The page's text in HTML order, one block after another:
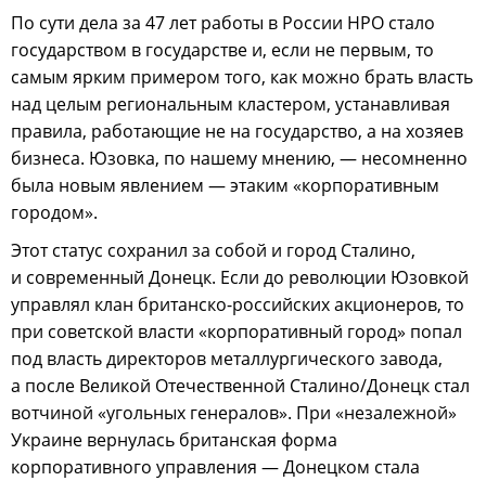
По сути дела за 47 лет работы в России НРО стало
государством в государстве и, если не первым, то
самым ярким примером того, как можно брать власть
над целым региональным кластером, устанавливая
правила, работающие не на государство, а на хозяев
бизнеса. Юзовка, по нашему мнению, — несомненно
была новым явлением — этаким «корпоративным
городом».
Этот статус сохранил за собой и город Сталино,
и современный Донецк. Если до революции Юзовкой
управлял клан британско-российских акционеров, то
при советской власти «корпоративный город» попал
под власть директоров металлургического завода,
а после Великой Отечественной Сталино/Донецк стал
вотчиной «угольных генералов». При «незалежной»
Украине вернулась британская форма
корпоративного управления — Донецком стала